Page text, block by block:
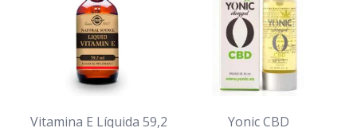
Vitamina E Líquida 59,2
Yonic CBD